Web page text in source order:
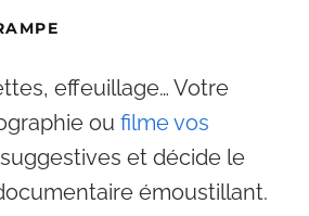
effeuillage… Votre
ou filme vos
et décide le
émoustillant.